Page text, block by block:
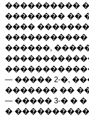
����������
�������� ��
����
�����������
������,
— ����� 2-�,
������� ��
— ����� 3-� �
�